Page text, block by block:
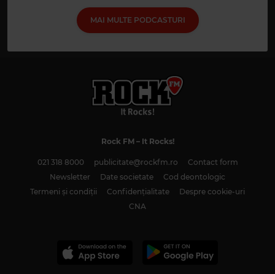
MAI MULTE PODCASTURI
Rock FM– It Rocks!
021 318 8000 publicitate@rockfm.ro
Contact form
Newsletter
Date societate
Cod deontologic
Termeni și condiții
Confidențialitate
Despre cookie-uri
CNA